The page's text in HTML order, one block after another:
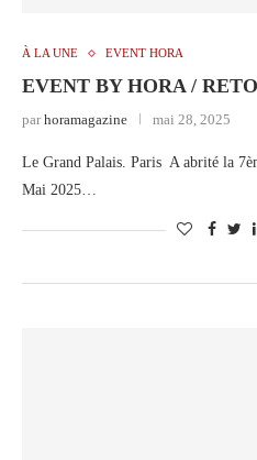
À LA UNE EVENT HORA
EVENT BY HORA /
parhoramagazine mai 28, 2025
Le Grand Palais. Paris A abrité la
Mai 2025…